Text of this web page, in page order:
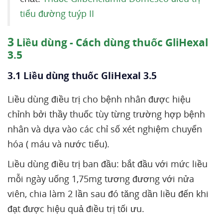
tiểu đường tuýp II
3 Liều dùng - Cách dùng thuốc GliHexal
3.5
3.1 Liều dùng thuốc GliHexal 3.5
Liều dùng điều trị cho bệnh nhân được hiệu
chỉnh bởi thầy thuốc tùy từng trường hợp bệnh
nhân và dựa vào các chỉ số xét nghiệm chuyển
hóa ( máu và nước tiểu).
Liều dùng điều trị ban đầu: bắt đầu với mức liều
mỗi ngày uống 1,75mg tương đương với nửa
viên, chia làm 2 lần sau đó tăng dần liều đến khi
đạt được hiệu quả điều trị tối ưu.